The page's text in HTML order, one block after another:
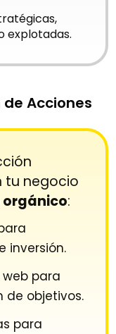
explotadas.
Acciones
tu negocio
:
inversión.
para
de objetivos.
para